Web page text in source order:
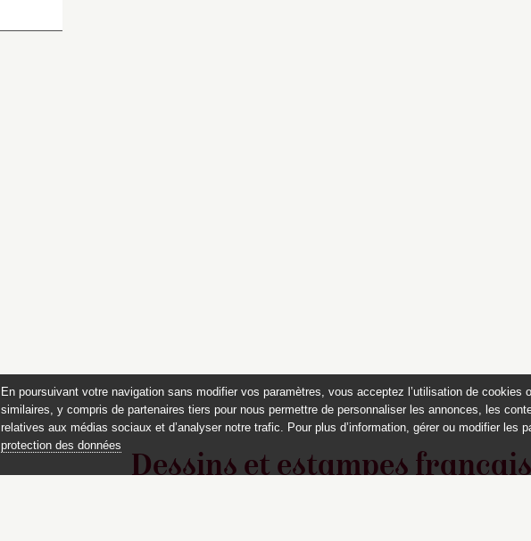
Dessins et estampes français
En poursuivant votre navigation sans modifier vos paramètres, vous acceptez l’utilisation de cookies
similaires, y compris de partenaires tiers pour nous permettre de personnaliser les annonces, les
relatives aux médias sociaux et d’analyser notre trafic. Pour plus d’information, gérer ou modifier les
protection des données